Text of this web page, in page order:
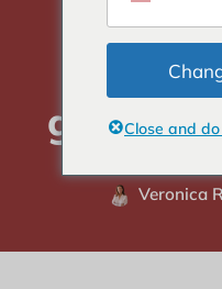
Wat is
tussen
Veronica
Close and